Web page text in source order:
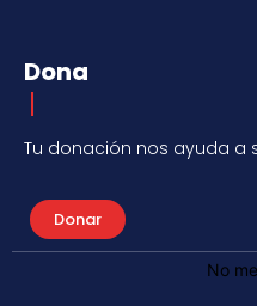
Dona
Tu donación nos ayuda a
Donar
No